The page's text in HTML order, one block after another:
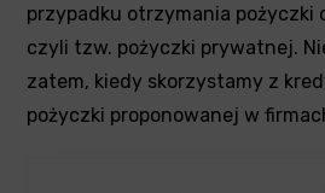
przypadku otrzymania pożyczki
czyli tzw. pożyczki prywatnej.
zatem, kiedy skorzystamy z
pożyczki proponowanej w